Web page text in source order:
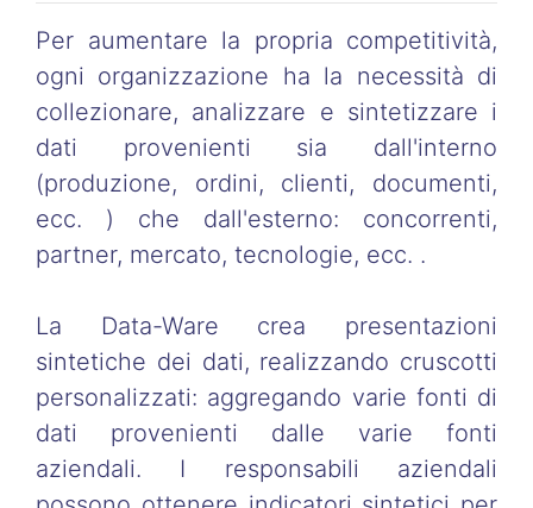
Per aumentare la propria competitività,
ogni organizzazione ha la necessità di
collezionare, analizzare e sintetizzare i
dati provenienti sia dall'interno
(produzione, ordini, clienti, documenti,
ecc. ) che dall'esterno: concorrenti,
partner, mercato, tecnologie, ecc. .
La Data-Ware crea presentazioni
sintetiche dei dati, realizzando cruscotti
personalizzati: aggregando varie fonti di
dati provenienti dalle varie fonti
aziendali. I responsabili aziendali